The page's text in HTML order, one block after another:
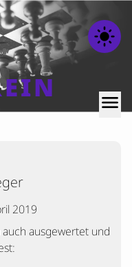
light_mode
menu
2019
ausgewertet und